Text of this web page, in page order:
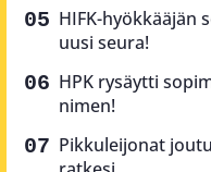
HIFK-hyökkääjän
uusi seura!
HPK rysäytti
nimen!
Pikkuleijonat